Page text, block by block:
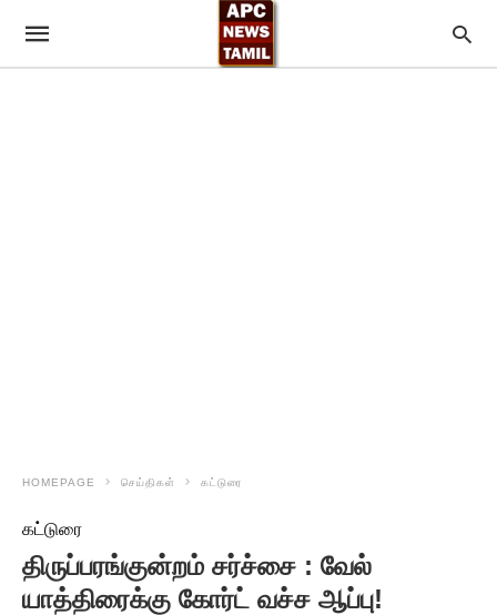
HOMEPAGE செய்திகள் கட்டுரை
கட்டுரை
திருப்பரங்குன்றம் சர்ச்சை : வேல்
யாத்திரைக்கு கோர்ட் வச்ச ஆப்பு!